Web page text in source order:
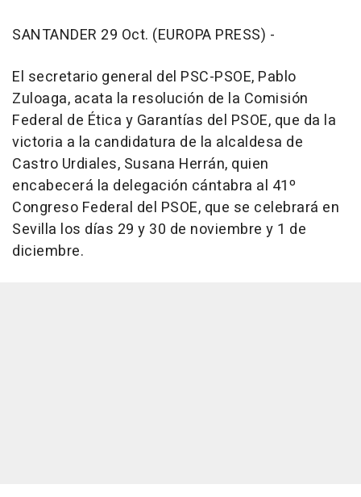
SANTANDER 29 Oct. (EUROPA PRESS) -
El secretario general del PSC-PSOE, Pablo
Zuloaga, acata la resolución de la Comisión
Federal de Ética y Garantías del PSOE, que da la
victoria a la candidatura de la alcaldesa de
Castro Urdiales, Susana Herrán, quien
encabecerá la delegación cántabra al 41º
Congreso Federal del PSOE, que se celebrará en
Sevilla los días 29 y 30 de noviembre y 1 de
diciembre.